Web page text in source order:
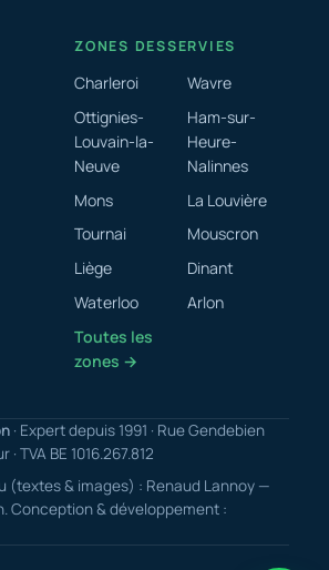
ZONES DESSERVIES
Charleroi
Wavre
Ottignies-
Louvain-la-
Neuve
Ham-sur-
Heure-
Nalinnes
Mons
La Louvière
Tournai
Mouscron
Liège
Dinant
Waterloo
Arlon
Toutes les
zones →
· Expert depuis 1991 · Rue Gendebien
TVA BE 1016.267.812
(textes & images) : Renaud Lannoy —
Conception & développement :